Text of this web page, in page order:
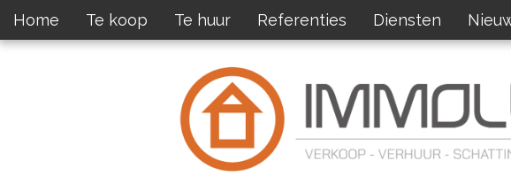
Home Te koop Te huur Referenties Diensten